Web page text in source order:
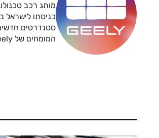
מותג רכב
סטנדרטים
המומחים של Geely ישראל ומבוססים על ידע מקצועי, ניסיון גלובלי וחדשנות מתקדמת.